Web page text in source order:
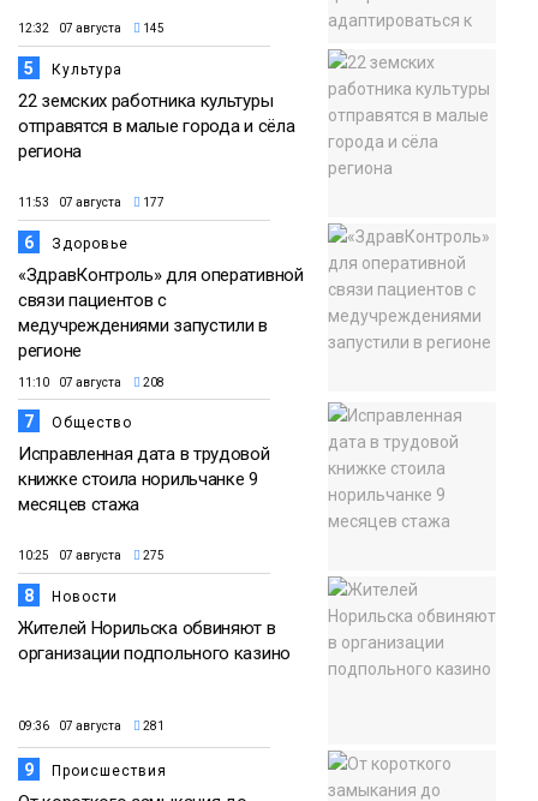
12:32 07 августа 145
5 Культура
22 земских работника культуры
отправятся в малые города и сёла
региона
11:53 07 августа 177
6 Здоровье
«ЗдравКонтроль» для оперативной
связи пациентов с
медучреждениями запустили в
регионе
11:10 07 августа 208
7 Общество
Исправленная дата в трудовой
книжке стоила норильчанке 9
месяцев стажа
10:25 07 августа 275
8 Новости
Жителей Норильска обвиняют в
организации подпольного казино
09:36 07 августа 281
9 Происшествия